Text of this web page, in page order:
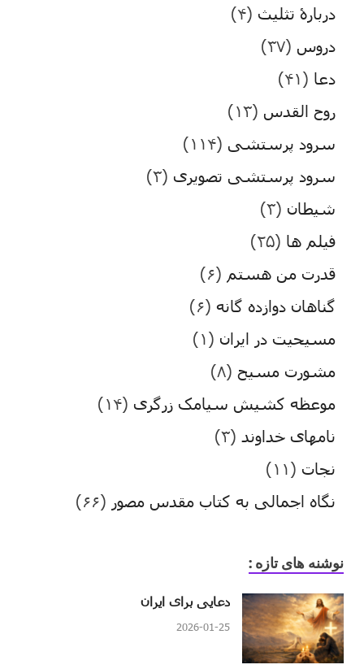
دربارۀ تثلیث (۴)
دروس (۳۷)
دعا (۴۱)
روح القدس (۱۳)
سرود پرستشی (۱۱۴)
سرود پرستشی تصویری (۳)
شیطان (۳)
فیلم ها (۲۵)
قدرت من هستم (۶)
گناهان دوازده گانه (۶)
مسیحیت در ایران (۱)
مشورت مسیح (۸)
موعظه کشیش سیامک زرگری (۱۴)
نامهای خداوند (۳)
نجات (۱۱)
نگاه اجمالی به کتاب مقدس مصور (۶۶)
نوشنه های تازه :
دعایی برای ایران
2026-01-25